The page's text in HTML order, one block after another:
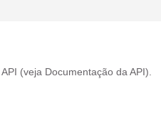
API (veja Documentação da API ).